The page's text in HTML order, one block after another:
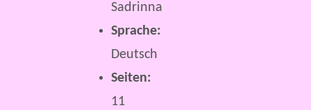
Sadrinna
Sprache:
Deutsch
Seiten:
11